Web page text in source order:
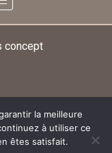
concept
By
la meilleure
à utiliser ce
êtes satisfait.